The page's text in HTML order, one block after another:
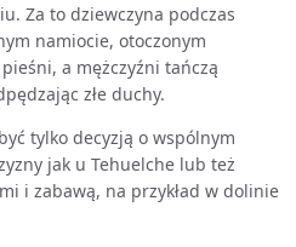
Za to dziewczyna podczas
namiocie, otoczonym
a mężczyźni tańczą
złe duchy.
tylko decyzją o wspólnym
jak u Tehuelche lub też
i zabawą, na przykład w dolinie